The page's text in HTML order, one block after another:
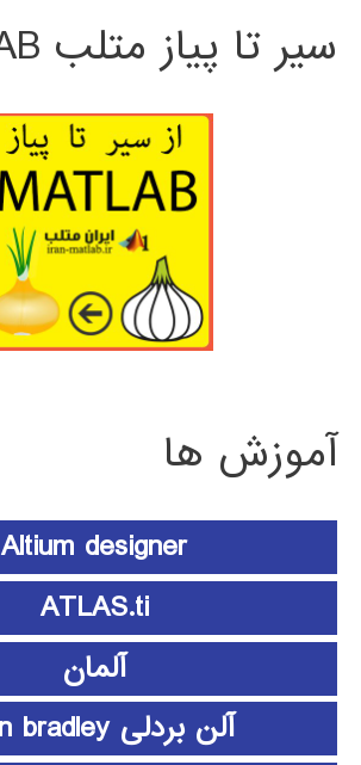
سیر تا پیاز متلب MATLAB
آموزش ها
Altium designer
ATLAS.ti
آلمان
آلن بردلی Allen bradley